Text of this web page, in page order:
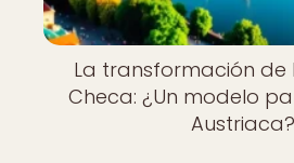
La transformación de
Checa: ¿Un modelo
Austriaca?